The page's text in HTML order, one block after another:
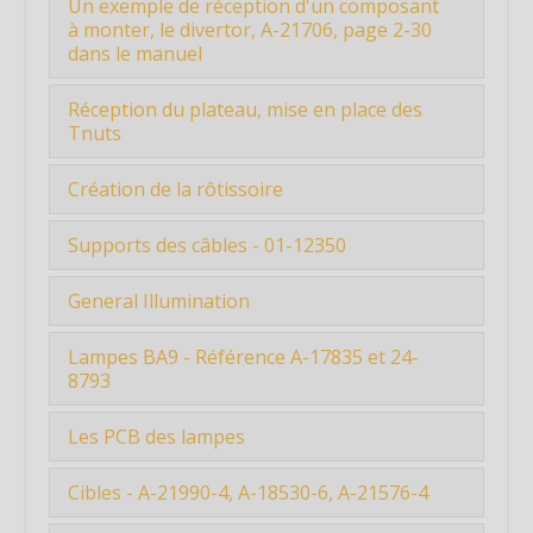
Liste de sites de vente de pièces de flippers
Lisez aussi le maximum de ce long tuto
difficiles...
Un exemple de réception d'un composant
à monter, le divertor, A-21706, page 2-30
dans le manuel
Etape 4 : Un exemple de réception d'un
composant à...
Réception du plateau, mise en place des
Tnuts
Le plateau a été commandé le 03
novembre, je l’ai ...
Création de la rôtissoire
Etape 6 : Création de la rôtissoireAfin de
pouvoir...
Étiquette
Étiquette
Étiquette
Supports des câbles - 01-12350
Vu les tarifs pour ces supports, j'ai
préféré les ...
Étiquette
Étiquette
Étiquette
General Illumination
Cela correspond à la page 2-54 du
manuel.L'illumin...
Étiquette
Lampes BA9 - Référence A-17835 et 24-
8793
Attention, ces lampes ont une diode.
Voir le sens ...
Étiquette
Les PCB des lampes
Commandés chez Biostein: hyper
rapide, hyper bien ...
Cibles - A-21990-4, A-18530-6, A-21576-4